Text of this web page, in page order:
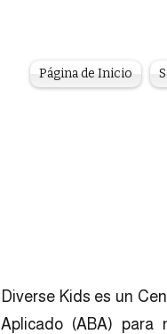
Página de Inicio
Diverse Kids es un
Aplicado (ABA)